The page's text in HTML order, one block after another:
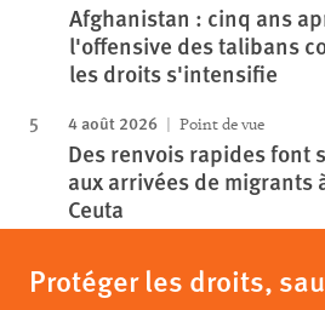
Afghanistan : cinq ans
l'offensive des talibans
les droits s'intensifie
4 août 2026 Point de vue
Des renvois rapides font
aux arrivées de migrants
Ceuta
Protéger les droits,